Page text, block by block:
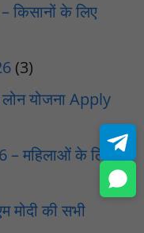
किसानों के लिए
(3)
योजना Apply
महिलाओं के लिए
मोदी की सभी